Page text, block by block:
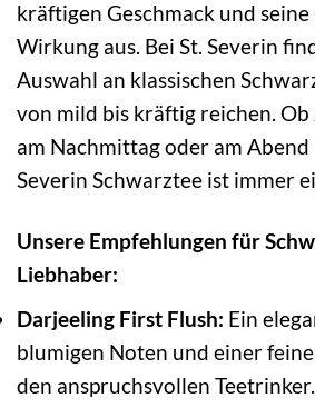
kräftigen Geschmack und
Wirkung aus. Bei St. Severin
Auswahl an klassischen
von mild bis kräftig reichen. Ob
am Nachmittag oder am Abend
Severin Schwarztee ist immer
Unsere Empfehlungen für
Liebhaber:
Darjeeling First Flush: Ein
blumigen Noten und einer
den anspruchsvollen Teetrinker.